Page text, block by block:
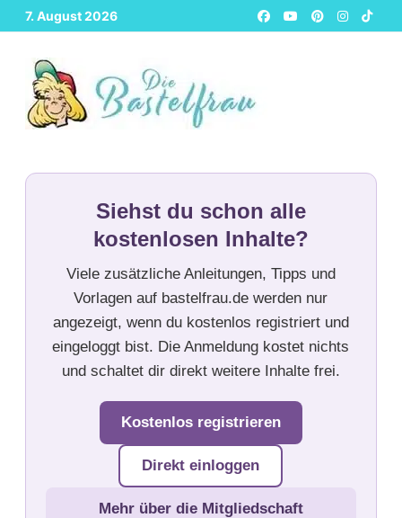
Zurück
zum
Inhalt
7. August 2026
Siehst du schon alle
kostenlosen Inhalte?
Viele zusätzliche Anleitungen, Tipps und
Vorlagen auf bastelfrau.de werden nur
angezeigt, wenn du kostenlos registriert und
eingeloggt bist. Die Anmeldung kostet nichts
und schaltet dir direkt weitere Inhalte frei.
Kostenlos registrieren
Direkt einloggen
Mehr über die Mitgliedschaft